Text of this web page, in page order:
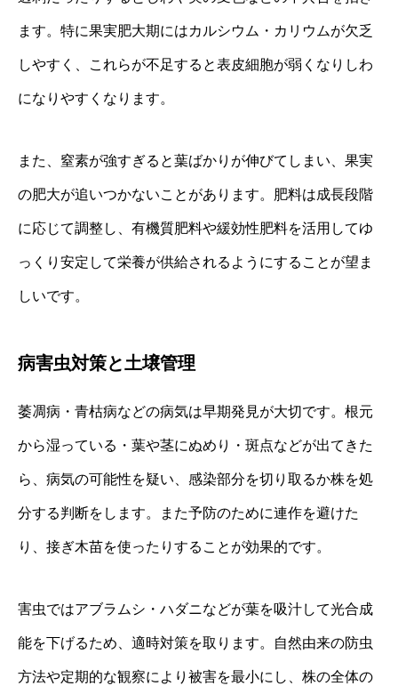
ます。特に果実肥大期にはカルシウム・カリウムが欠乏
しやすく、これらが不足すると表皮細胞が弱くなりしわ
になりやすくなります。
また、窒素が強すぎると葉ばかりが伸びてしまい、果実
の肥大が追いつかないことがあります。肥料は成長段階
に応じて調整し、有機質肥料や緩効性肥料を活用してゆ
っくり安定して栄養が供給されるようにすることが望ま
しいです。
病害虫対策と土壌管理
萎凋病・青枯病などの病気は早期発見が大切です。根元
から湿っている・葉や茎にぬめり・斑点などが出てきた
ら、病気の可能性を疑い、感染部分を切り取るか株を処
分する判断をします。また予防のために連作を避けた
り、接ぎ木苗を使ったりすることが効果的です。
害虫ではアブラムシ・ハダニなどが葉を吸汁して光合成
能を下げるため、適時対策を取ります。自然由来の防虫
方法や定期的な観察により被害を最小にし、株の全体の